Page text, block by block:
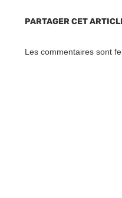
PARTAGER CET
Les commentaires sont